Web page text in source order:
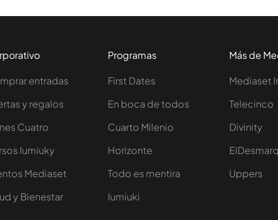
entradas
y regalos
Cuatro
Iumiuky
Mediaset
y Bienestar
Programas
First Dates
En boca de todos
Cuarto Milenio
Horizonte
Todo es mentira
Iumiuki
Más de
Mediaset
Telecinco
Divinity
Uppers